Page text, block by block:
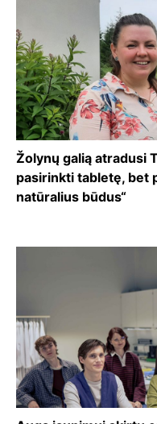
Žolynų galią atradusi
pasirinkti tabletę, bet
natūralius būdus“